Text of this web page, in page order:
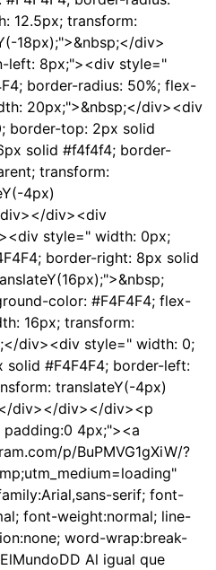
12.5px; transform:
18px);">&nbsp;</div>
left: 8px;"><div style="
border-radius: 50%; flex-
20px;">&nbsp;</div><div
border-top: 2px solid
solid #f4f4f4; border-
transform:
4px)
div><div
style=" width: 0px;
border-right: 8px solid
color: #F4F4F4; flex-
16px; transform:
div><div style=" width: 0;
#F4F4F4; border-left:
translateY(-4px)
div></div></div><p
4px;"><a
p/BuPMVG1gXiW/?
serif; font-
font-weight:normal; line-
word-wrap:break-
Al igual que